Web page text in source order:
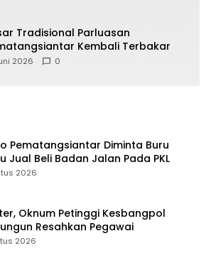
Tradisional Parluasan
Kembali Terbakar
2026 0
Pematangsiantar Diminta Buru
Jual Beli Badan Jalan Pada PKL
2026
Oknum Petinggi Kesbangpol
Resahkan Pegawai
2026